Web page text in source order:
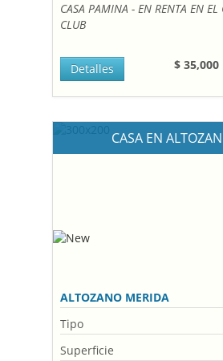
CASA PAMINA - EN RENTA EN EL
CLUB
$ 35,000
Detalles
CASA EN
ALTOZANO MERIDA
Tipo
Superficie